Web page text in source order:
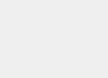
s MEmu